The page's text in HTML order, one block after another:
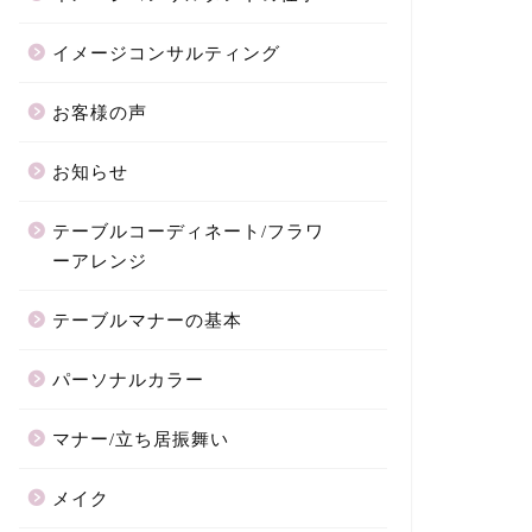
イメージコンサルティング
お客様の声
お知らせ
テーブルコーディネート/フラワ
ーアレンジ
テーブルマナーの基本
パーソナルカラー
マナー/立ち居振舞い
メイク